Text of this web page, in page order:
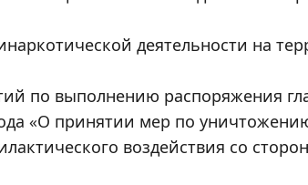
деятельности на
по выполнению распоряжения
«О принятии мер по
воздействия со